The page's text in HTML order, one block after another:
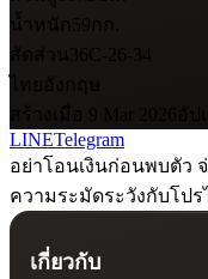
น้ำหนัก 59กก.
สัดส่วน
36C-26-34
LINETelegram
อย่าโอนเงินก่อนพบตัว
ความระมัดระวังกับโป
เกี่ยวกับ